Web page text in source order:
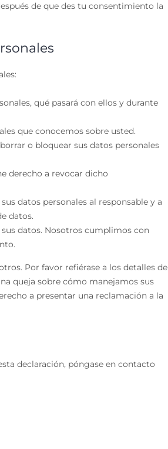
de que des tu consentimiento la
qué pasará con ellos y durante
que conocemos sobre usted.
o bloquear sus datos personales
derecho a revocar dicho
datos personales al responsable y a
datos.
datos. Nosotros cumplimos con
Por favor refiérase a los detalles de
queja sobre cómo manejamos sus
a presentar una reclamación a la
declaración, póngase en contacto